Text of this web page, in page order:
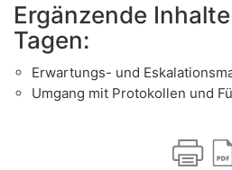
Ergänzende
Tagen:
Erwartungs- und
Umgang mit Protokollen und